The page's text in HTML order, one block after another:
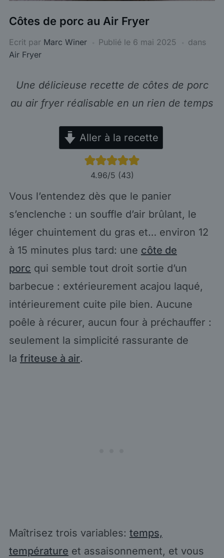
Côtes de porc au Air Fryer
Ecrit par Marc Winer Publié le 6 mai 2025
dans
Air Fryer
Une délicieuse recette de côtes de porc
au air fryer réalisable en un rien de temps
Aller à la recette
4.96/5 (43)
Vous l’entendez dès que le panier
s’enclenche : un souffle d’air brûlant, le
léger chuintement du gras et… environ 12
à 15 minutes plus tard: une côte de
porc qui semble tout droit sortie d’un
barbecue : extérieurement acajou laqué,
intérieurement cuite pile bien. Aucune
poêle à récurer, aucun four à préchauffer :
seulement la simplicité rassurante de
la friteuse à air.
Maîtrisez trois variables: temps,
température et assaisonnement, et vous